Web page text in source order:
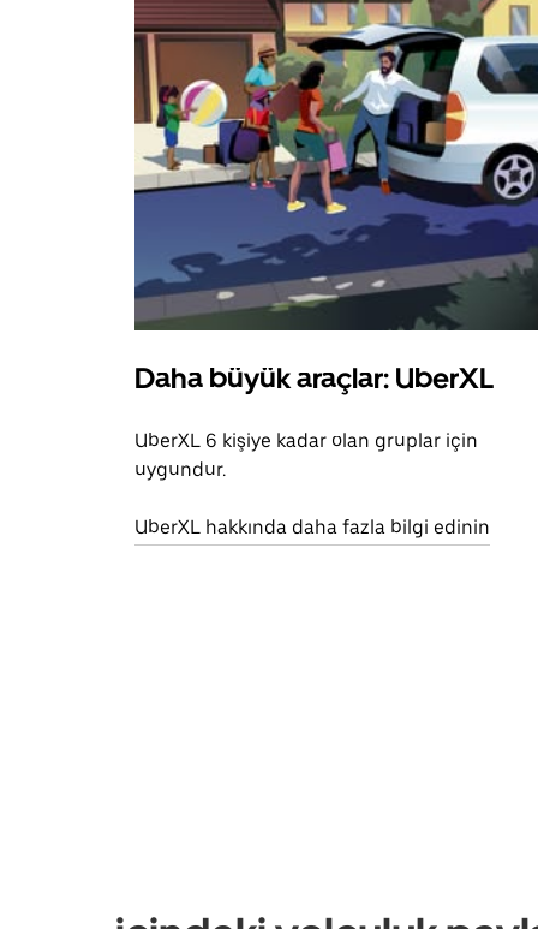
Daha büyük araçlar: UberXL
UberXL 6 kişiye kadar olan gruplar için
uygundur.
UberXL hakkında daha fazla bilgi edinin